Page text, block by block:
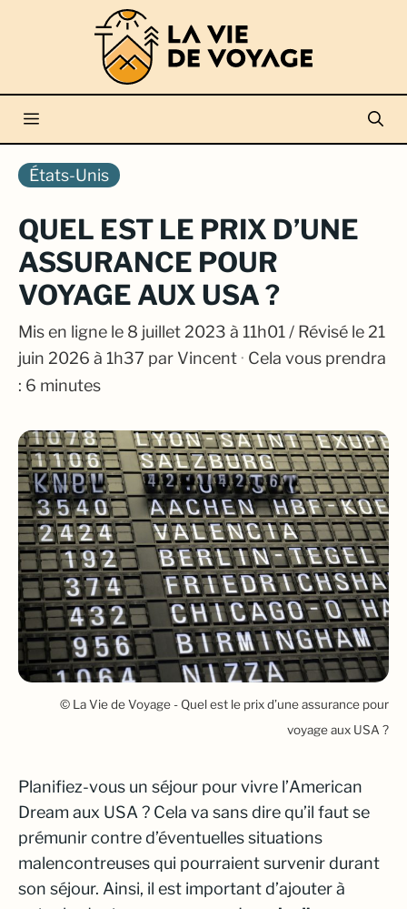
Menu
États-Unis
QUEL EST LE PRIX D’UNE
ASSURANCE POUR
VOYAGE AUX USA ?
Mis en ligne le 8 juillet 2023 à 11h01 / Révisé le 21
juin 2026 à 1h37 par Vincent · Cela vous prendra
: 6 minutes
© La Vie de Voyage - Quel est le prix d’une assurance pour
voyage aux USA ?
Planifiez-vous un séjour pour vivre l’American
Dream aux USA ? Cela va sans dire qu’il faut se
prémunir contre d’éventuelles situations
malencontreuses qui pourraient survenir durant
son séjour. Ainsi, il est important d’ajouter à